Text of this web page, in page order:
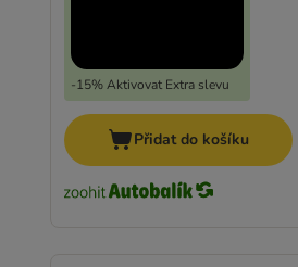
-15% Aktivovat Extra slevu
Přidat do košíku